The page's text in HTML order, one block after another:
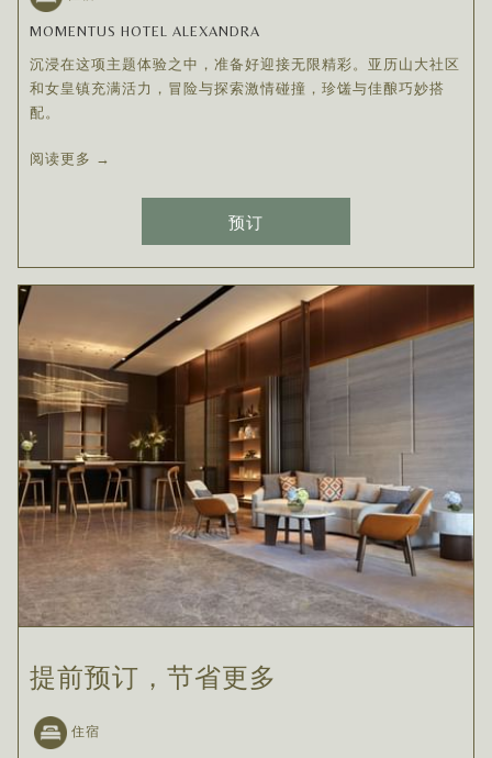
MOMENTUS HOTEL ALEXANDRA
沉浸在这项主题体验之中，准备好迎接无限精彩。亚历山大社区
和女皇镇充满活力，冒险与探索激情碰撞，珍馐与佳酿巧妙搭
配。
阅读更多
预订
提前预订，节省更多
住宿